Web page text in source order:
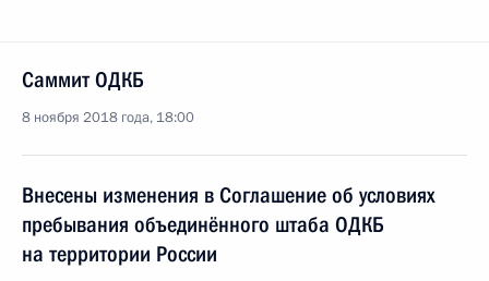
Саммит ОДКБ
8 ноября 2018 года, 18:00
Внесены изменения в Соглашение об условиях
пребывания объединённого штаба ОДКБ
на территории России